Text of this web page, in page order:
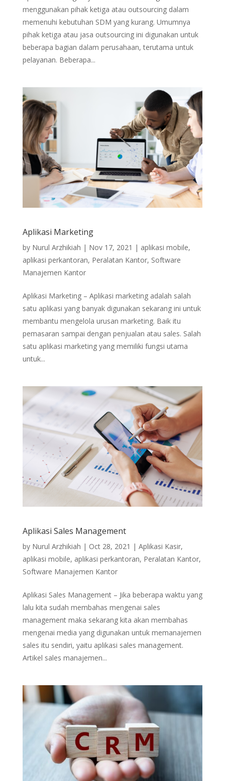
menggunakan pihak ketiga atau outsourcing dalam
memenuhi kebutuhan SDM yang kurang. Umumnya
pihak ketiga atau jasa outsourcing ini digunakan untuk
beberapa bagian dalam perusahaan, terutama untuk
pelayanan. Beberapa...
Aplikasi Marketing
by Nurul Arzhikiah | Nov 17, 2021 | aplikasi mobile,
aplikasi perkantoran, Peralatan Kantor, Software
Manajemen Kantor
Aplikasi Marketing – Aplikasi marketing adalah salah
satu aplikasi yang banyak digunakan sekarang ini untuk
membantu mengelola urusan marketing. Baik itu
pemasaran sampai dengan penjualan atau sales. Salah
satu aplikasi marketing yang memiliki fungsi utama
untuk...
Aplikasi Sales Management
by Nurul Arzhikiah | Oct 28, 2021 | Aplikasi Kasir,
aplikasi mobile, aplikasi perkantoran, Peralatan Kantor,
Software Manajemen Kantor
Aplikasi Sales Management – Jika beberapa waktu yang
lalu kita sudah membahas mengenai sales
management maka sekarang kita akan membahas
mengenai media yang digunakan untuk memanajemen
sales itu sendiri, yaitu aplikasi sales management.
Artikel sales manajemen...